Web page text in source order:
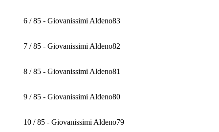
6 / 85 - Giovanissimi Aldeno83
7 / 85 - Giovanissimi Aldeno82
8 / 85 - Giovanissimi Aldeno81
9 / 85 - Giovanissimi Aldeno80
10 / 85 - Giovanissimi Aldeno79